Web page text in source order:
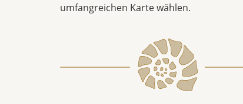
umfangreichen Karte wählen.